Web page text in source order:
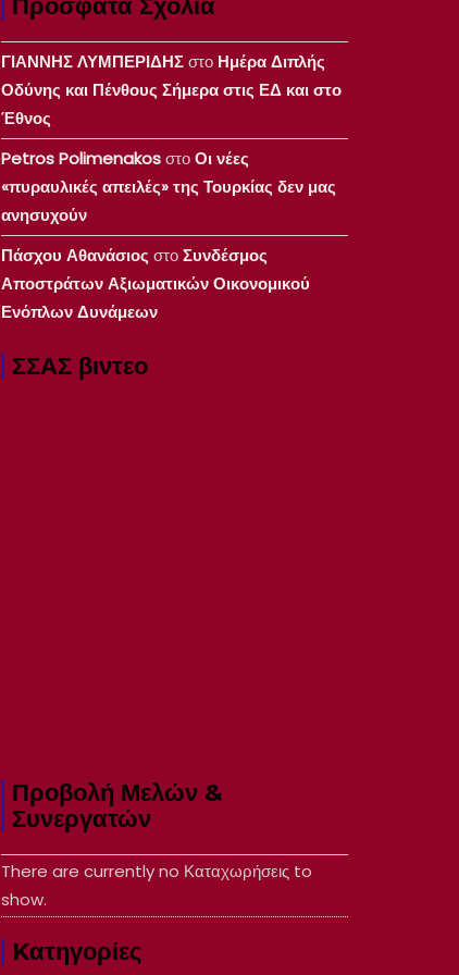
ΓΙΑΝΝΗΣ ΛΥΜΠΕΡΙΔΗΣστο Ημέρα Διπλής
Οδύνης και Πένθους Σήμερα στις ΕΔ και στο
Έθνος
Petros PolimenakosστοΟι νέες
«πυραυλικές απειλές» της Τουρκίας δεν μας
ανησυχούν
Πάσχου Αθανάσιος στοΣυνδέσμος
Αποστράτων Αξιωματικών Οικονομικού
Ενόπλων Δυνάμεων
ΣΣΑΣ βιντεο
Προβολή Μελών &
Συνεργατών
There are currently no Καταχωρήσεις to
show.
Kατηγορίες